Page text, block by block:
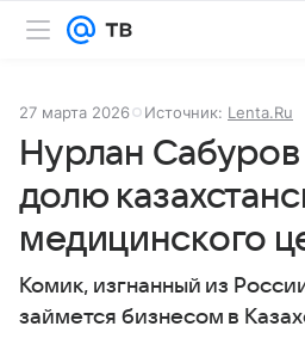
27 марта 2026 Источник: Lenta.Ru
Нурлан
долю
медицинского
Комик, изгнанный из
займется бизнесом в